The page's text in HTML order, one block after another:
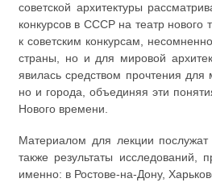
советской архитектуры
конкурсов в СССР на театр
к советским конкурсам,
страны, но и для мировой
явилась средством прочтения для
но и города, объединяя эти
Нового времени.
Материалом для лекции послужат
также результаты
именно: в Ростове-на-Дону,